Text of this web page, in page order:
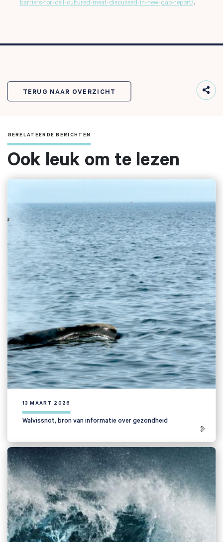
barriers-for-cell-cultured-meat-discussed-in-new-gao-report/.
TERUG NAAR OVERZICHT
GERELATEERDE BERICHTEN
Ook leuk om te lezen
13 MAART 2026
Walvissnot, bron van informatie over gezondheid